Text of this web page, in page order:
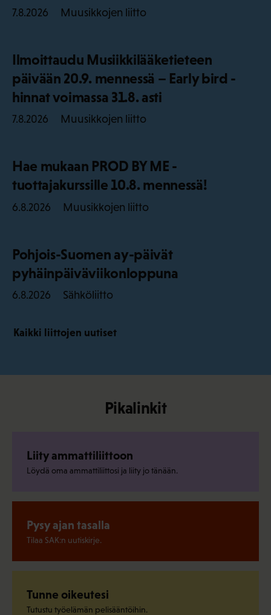
7.8.2026 Muusikkojen liitto
Ilmoittaudu Musiikkilääketieteen
päivään 20.9. mennessä – Early bird -
hinnat voimassa 31.8. asti
7.8.2026 Muusikkojen liitto
Hae mukaan PROD BY ME -
tuottajakurssille 10.8. mennessä!
6.8.2026 Muusikkojen liitto
Pohjois-Suomen ay-päivät
pyhäinpäiväviikonloppuna
6.8.2026 Sähköliitto
Kaikki liittojen uutiset
Pikalinkit
Liity ammattiliittoon
Löydä oma ammattiliittosi ja liity jo tänään.
Pysy ajan tasalla
Tilaa SAK:n uutiskirje.
Tunne oikeutesi
Tutustu työelämän pelisääntöihin.